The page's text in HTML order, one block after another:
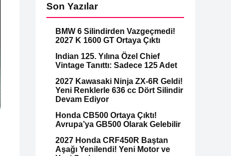
Son Yazılar
BMW 6 Silindirden Vazgeçmedi!
2027 K 1600 GT Ortaya Çıktı
Indian 125. Yılına Özel Chief
Vintage Tanıttı: Sadece 125 Adet
2027 Kawasaki Ninja ZX-6R Geldi!
Yeni Renklerle 636 cc Dört Silindir
Devam Ediyor
Honda CB500 Ortaya Çıktı!
Avrupa’ya GB500 Olarak Gelebilir
2027 Honda CRF450R Baştan
Aşağı Yenilendi! Yeni Motor ve